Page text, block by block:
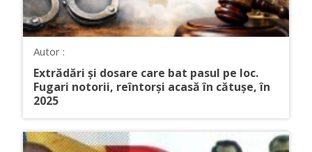
Autor :
Extrădări și dosare care bat pasul pe loc.
Fugari notorii, reîntorși acasă în cătușe, în
2025